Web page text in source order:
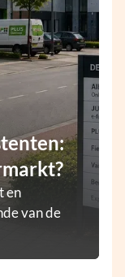
en
van de